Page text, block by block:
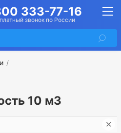
333-77-16
звонок по России
10 м3
✕